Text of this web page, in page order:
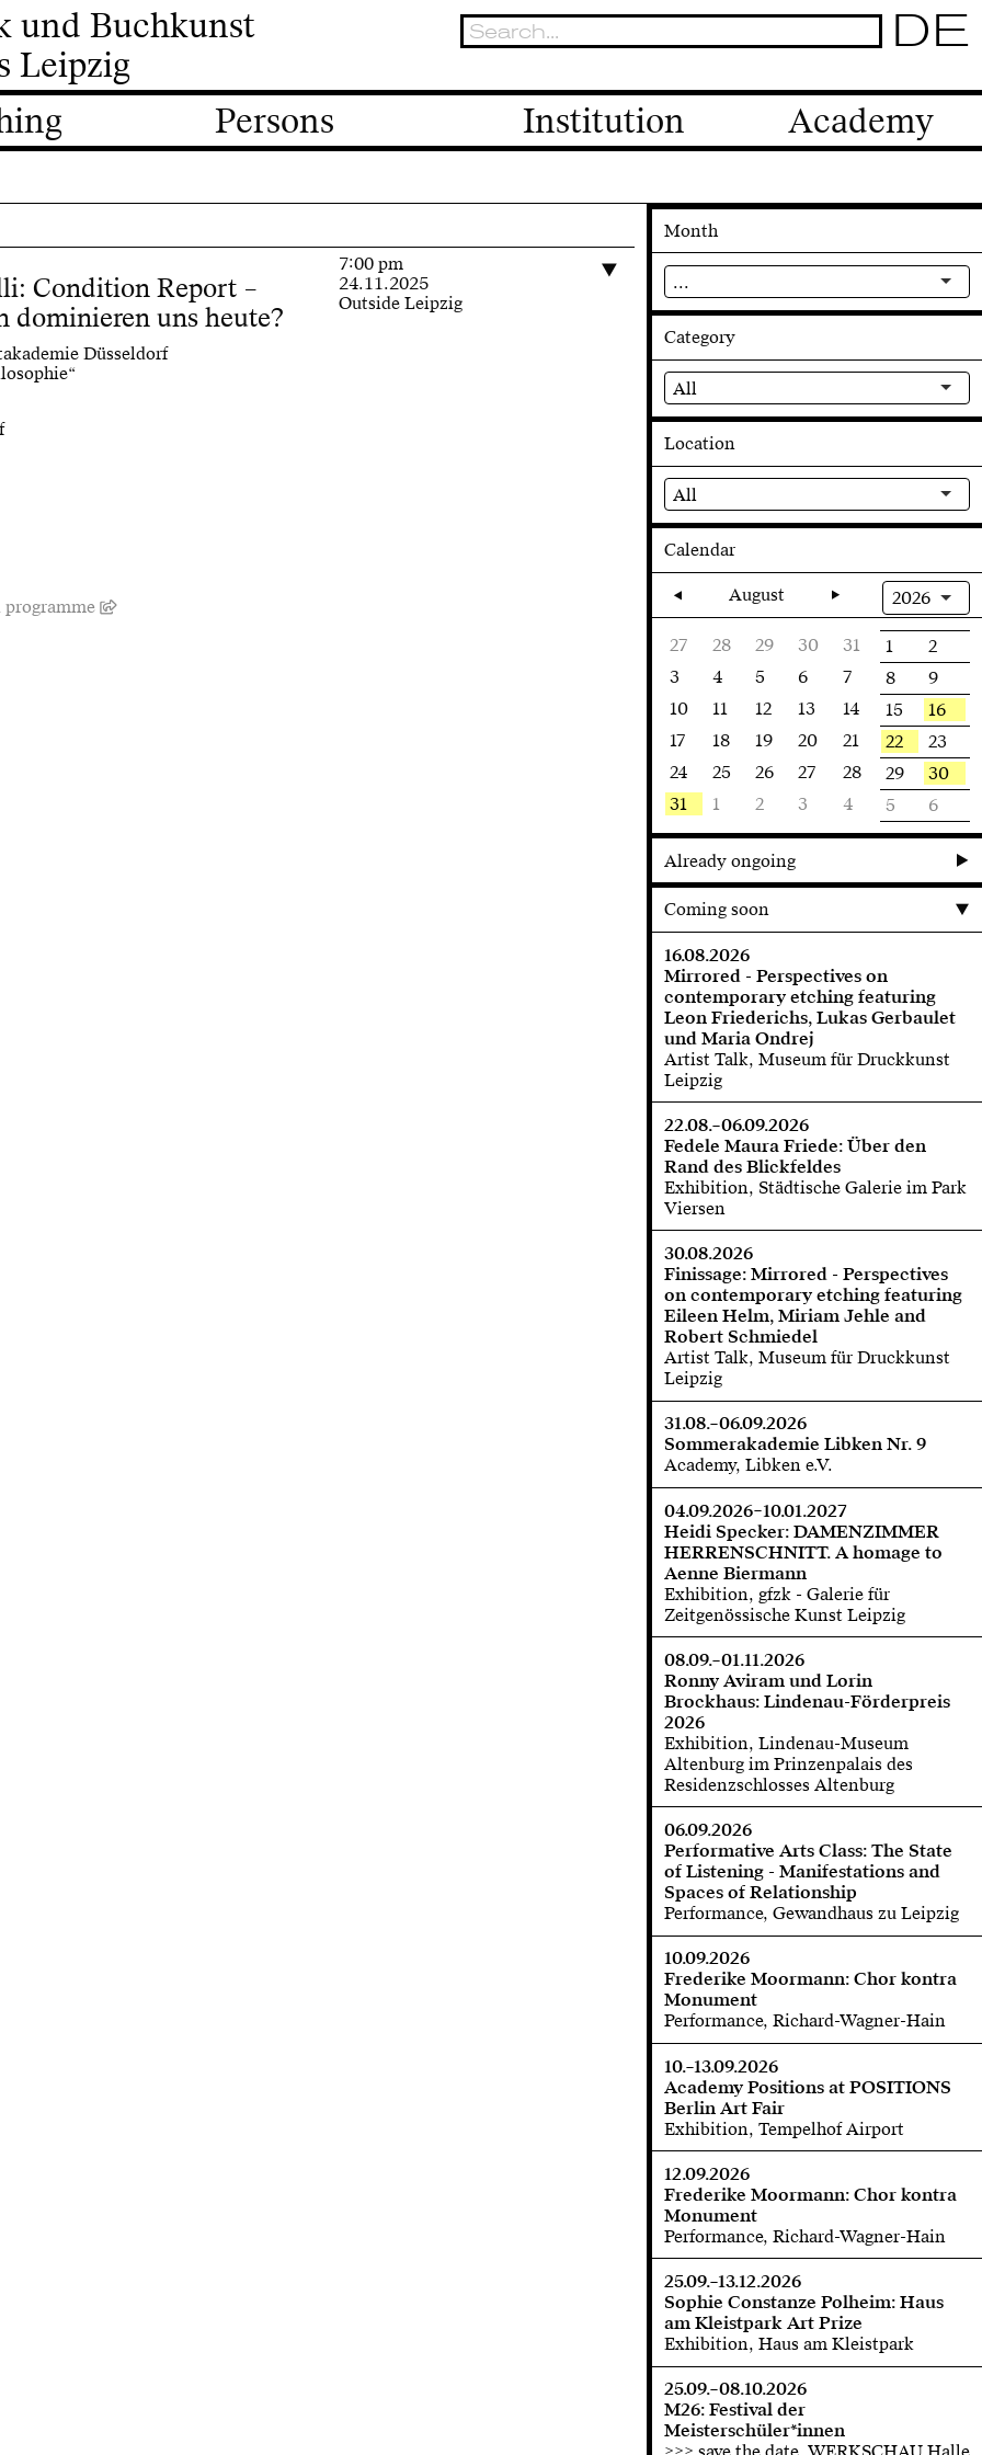
und Buchkunst
Leipzig
DE
Persons Institution Academy
Condition Report –
dominieren uns heute?
Düsseldorf
7:00 pm
24.11.2025
Outside Leipzig
Month
...
Category
All
Location
All
Calendar
2026
August
27 28 29 30 31 1
2
3
4 5 6 7 8
9
10
11 12 13 14 15
16
17
18 19 20 21 22
23
24
25 26 27 28 29
30
31
1 2 3 4 5 6
Already ongoing
Coming soon
16.08.2026
Mirrored - Perspectives on
contemporary etching featuring
Leon Friederichs, Lukas Gerbaulet
und Maria Ondrej
Artist Talk, Museum für Druckkunst
Leipzig
22.08.–06.09.2026
Fedele Maura Friede: Über den
Rand des Blickfeldes
Exhibition, Städtische Galerie im Park
Viersen
30.08.2026
Finissage: Mirrored - Perspectives
on contemporary etching featuring
Eileen Helm, Miriam Jehle and
Robert Schmiedel
Artist Talk, Museum für Druckkunst
Leipzig
31.08.–06.09.2026
Sommerakademie Libken Nr. 9
Academy, Libken e.V.
04.09.2026–10.01.2027
Heidi Specker: DAMENZIMMER
HERRENSCHNITT. A homage to
Aenne Biermann
Exhibition, gfzk - Galerie für
Zeitgenössische Kunst Leipzig
08.09.–01.11.2026
Ronny Aviram und Lorin
Brockhaus: Lindenau-Förderpreis
2026
Exhibition, Lindenau-Museum
Altenburg im Prinzenpalais des
Residenzschlosses Altenburg
06.09.2026
Performative Arts Class: The State
of Listening - Manifestations and
Spaces of Relationship
Performance, Gewandhaus zu Leipzig
10.09.2026
Frederike Moormann: Chor kontra
Monument
Performance, Richard-Wagner-Hain
10.–13.09.2026
Academy Positions at POSITIONS
Berlin Art Fair
Exhibition, Tempelhof Airport
12.09.2026
Frederike Moormann: Chor kontra
Monument
Performance, Richard-Wagner-Hain
25.09.–13.12.2026
Sophie Constanze Polheim: Haus
am Kleistpark Art Prize
Exhibition, Haus am Kleistpark
25.09.–08.10.2026
M26: Festival der
Meisterschüler*innen